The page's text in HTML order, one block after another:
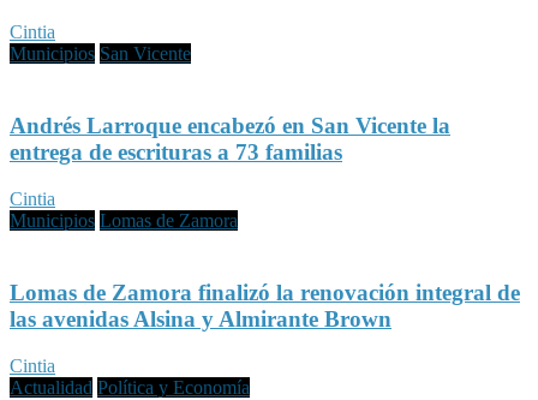
Cintia
Municipios San Vicente
Andrés Larroque encabezó en San Vicente la
entrega de escrituras a 73 familias
Cintia
Municipios Lomas de Zamora
Lomas de Zamora finalizó la renovación integral de
las avenidas Alsina y Almirante Brown
Cintia
Actualidad Política y Economía